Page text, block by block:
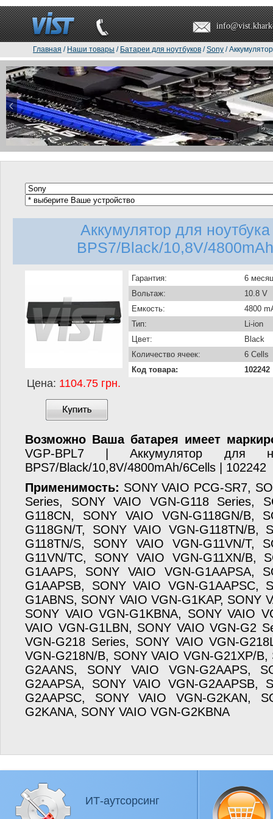
Главная / Наши товары / Батареи для ноутбуков /Sony /
Аккумулятор для
BPS7/Black/10,8V/
Цена: 1104.75 грн.
Гарантия:
6
Вольтаж:
10.8 V
Емкость:
4800
Тип:
Li-ion
Цвет:
Black
Количество ячеек:
6 Cells
Код товара:
102242
Возможно Ваша батарея имеет
VGP-BPL7 | Аккумулятор для
BPS7/Black/10,8V/4800mAh/6Cells | 102242
Применимость: SONY VAIO PCG-SR7,
Series, SONY VAIO VGN-G118 Series,
G118CN, SONY VAIO VGN-G118GN/B,
G118GN/T, SONY VAIO VGN-G118TN/B,
G118TN/S, SONY VAIO VGN-G11VN/T,
G11VN/TC, SONY VAIO VGN-G11XN/B,
G1AAPS, SONY VAIO VGN-G1AAPSA,
G1AAPSB, SONY VAIO VGN-G1AAPSC,
G1ABNS, SONY VAIO VGN-G1KAP, SONY
SONY VAIO VGN-G1KBNA, SONY VAIO
VAIO VGN-G1LBN, SONY VAIO VGN-G2
VGN-G218 Series, SONY VAIO VGN-
VGN-G218N/B, SONY VAIO VGN-G21XP/B,
G2AANS, SONY VAIO VGN-G2AAPS,
G2AAPSA, SONY VAIO VGN-G2AAPSB,
G2AAPSC, SONY VAIO VGN-G2KAN,
G2KANA, SONY VAIO VGN-G2KBNA
ИТ-аутсорсинг